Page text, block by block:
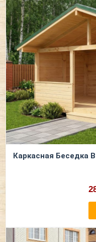
Каркасная Беседка